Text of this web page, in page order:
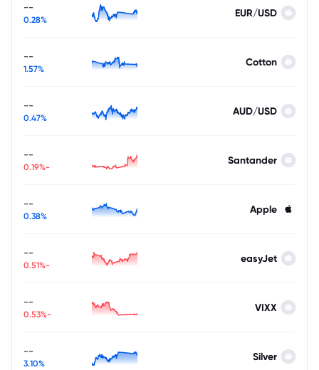
EUR/USD
--
0.28%
Cotton
--
1.57%
AUD/USD
--
0.47%
Santander
--
-0.19%
Apple
--
0.38%
easyJet
--
-0.51%
VIXX
--
-0.53%
Silver
--
3.10%